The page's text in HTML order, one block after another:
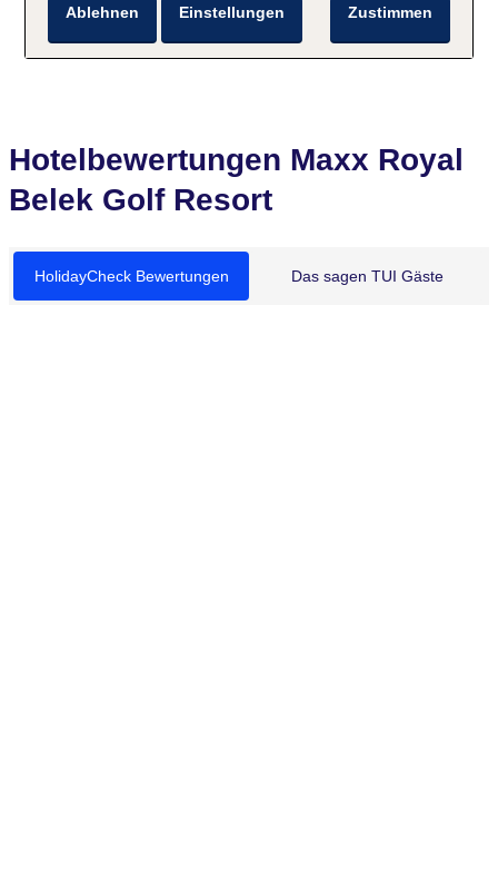
Steg, hoteleigen, Liegen: ohne Gebühr,
Sonnenschirme: ohne Gebühr
Hotelbewertungen Maxx Royal
Belek Golf Resort
HolidayCheck Bewertungen Das sagen TUI Gäste
Zustimmen
Ablehnen Einstellungen